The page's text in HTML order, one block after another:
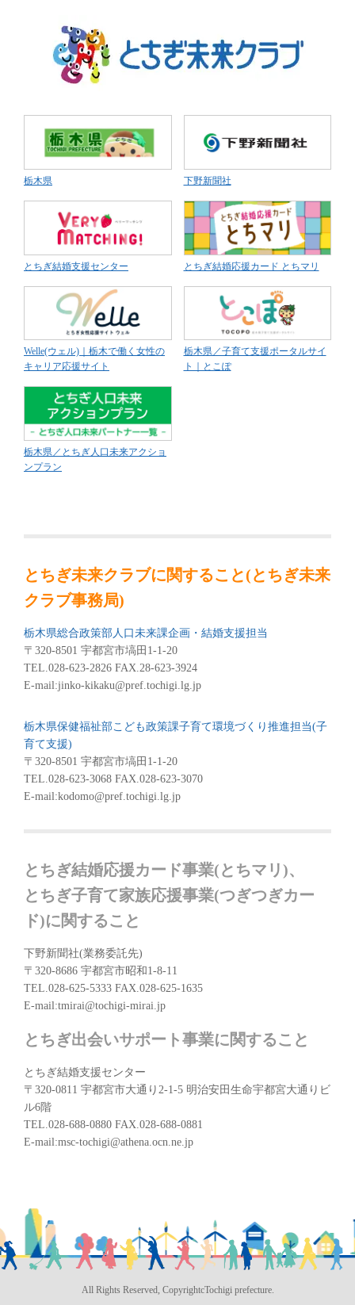
栃木県 下野新聞社
とちぎ結婚支援センター とちぎ結婚応援カード とちマリ
Welle(ウェル)｜栃木で働く女性の
キャリア応援サイト
栃木県／子育て支援ポータルサイ
ト｜とこぽ
栃木県／とちぎ人口未来アクショ
ンプラン
とちぎ未来クラブに関すること(とちぎ未来
クラブ事務局)
栃木県総合政策部人口未来課企画・結婚支援担当
〒320-8501 宇都宮市塙田1-1-20
TEL.028-623-2826 FAX.28-623-3924
E-mail:jinko-kikaku@pref.tochigi.lg.jp
栃木県保健福祉部こども政策課子育て環境づくり推進担当(子
育て支援)
〒320-8501 宇都宮市塙田1-1-20
TEL.028-623-3068 FAX.028-623-3070
E-mail:kodomo@pref.tochigi.lg.jp
とちぎ結婚応援カード事業(とちマリ)、
とちぎ子育て家族応援事業(つぎつぎカー
ド)に関すること
下野新聞社(業務委託先)
〒320-8686 宇都宮市昭和1-8-11
TEL.028-625-5333 FAX.028-625-1635
E-mail:tmirai@tochigi-mirai.jp
とちぎ出会いサポート事業に関すること
とちぎ結婚支援センター
〒320-0811 宇都宮市大通り2-1-5 明治安田生命宇都宮大通りビ
ル6階
TEL.028-688-0880 FAX.028-688-0881
E-mail:msc-tochigi@athena.ocn.ne.jp
All Rights Reserved, CopyrightcTochigi prefecture.